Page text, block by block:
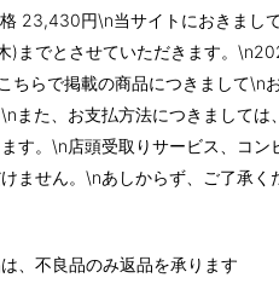
23,430円\n当サイトにおきまし
)までとさせていただきます。
ちらで掲載の商品につきまして\n
\nまた、お支払方法につきまして
す。\n店頭受取りサービス、コ
ません。\nあしからず、ご了承く
、不良品のみ返品を承ります